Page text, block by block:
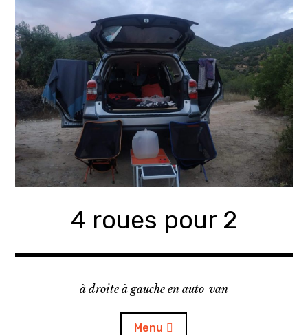
Accéder
contenu
principal
4 roues pour 2
à droite à gauche en auto-van
Menu